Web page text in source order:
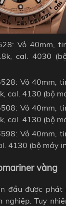
Vỏ 40mm,
cal. 4030
Vỏ 40mm,
cal. 4130 (bộ
Vỏ 40mm,
cal. 4130 (bộ
Vỏ 40mm,
4130 (bộ máy
vàng
đầu được phát
nghiệp. Tuy